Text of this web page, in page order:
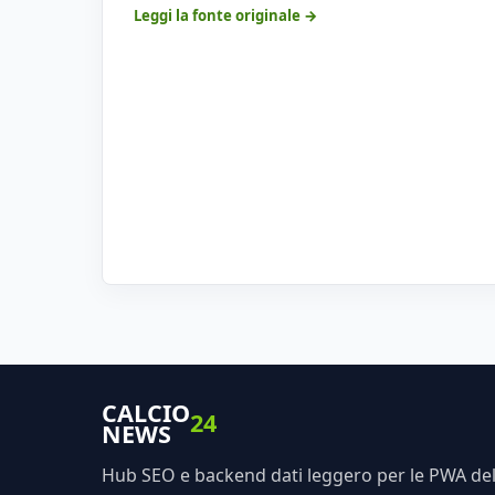
Leggi la fonte originale →
CALCIO
NEWS 24
Hub SEO e backend dati leggero per le PWA